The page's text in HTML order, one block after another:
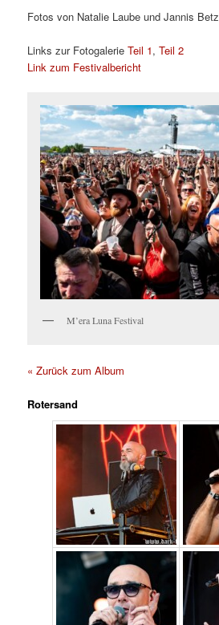
Fotos von Natalie Laube und Jannis Betz
Links zur FotogalerieTeil 1,Teil 2
Link zum Festivalbericht
M’era Luna Festival
« Zurück zum Album
Rotersand